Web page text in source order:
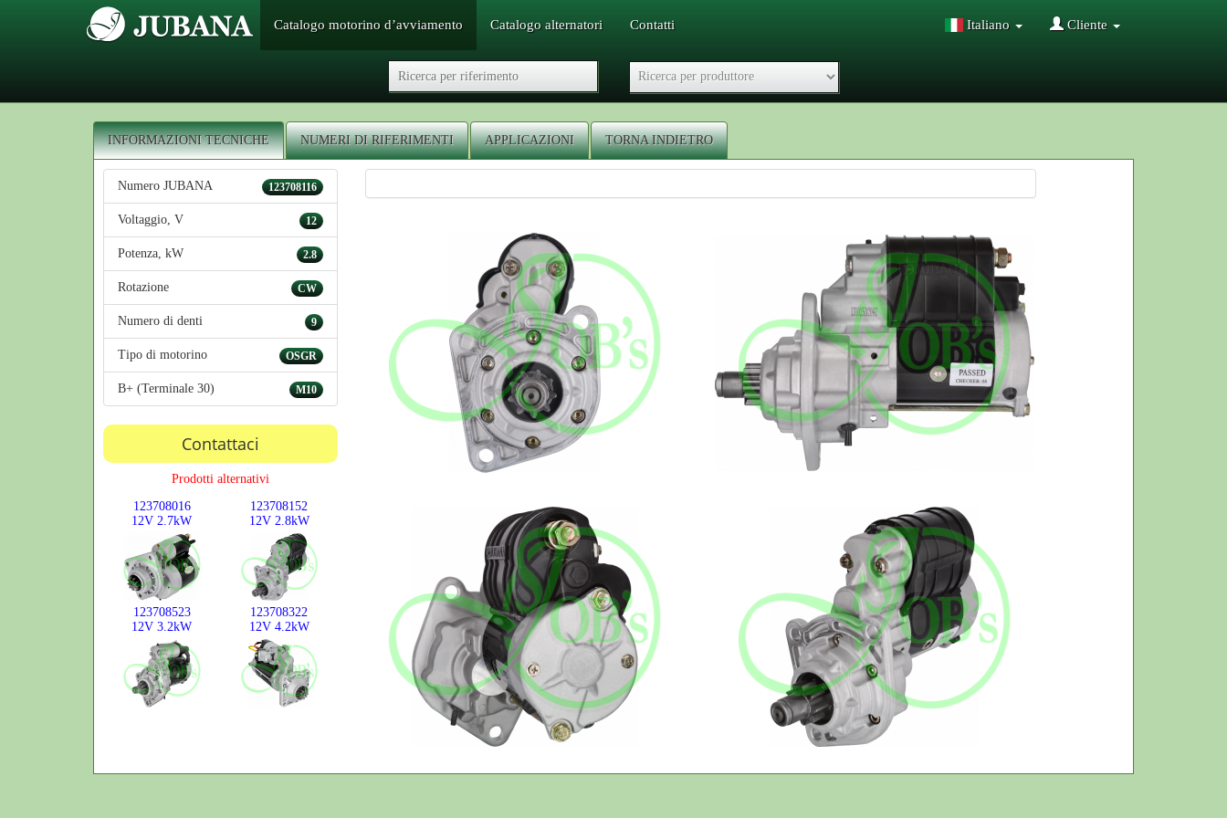
Catalogo motorino d’avviamento Catalogo alternatori Contatti Italiano Cliente
INFORMAZIONI TECNICHE NUMERI DI RIFERIMENTI APPLICAZIONI TORNA INDIETRO
123708116
Numero JUBANA
12
Voltaggio, V
2.8
Potenza, kW
CW
Rotazione
9
Numero di denti
OSGR
Tipo di motorino
M10
B+ (Terminale 30)
Contattaci
Prodotti alternativi
123708016
12V 2.7kW
123708152
12V 2.8kW
123708523
12V3.2kW
123708322
12V 4.2kW